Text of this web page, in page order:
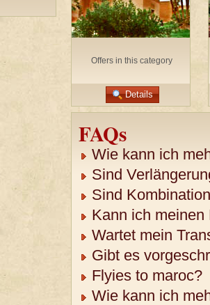
Offers in this category
Details
FAQs
Wie kann ich
Sind
Sind
Kann ich meinen
Wartet mein
Gibt es
Flyies to maroc?
Wie kann ich